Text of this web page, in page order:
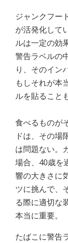
ジャンクフー
が活発化して
ルは一定の効
警告ラベルの
り、そのイン
もしそれが本
ルを貼ること
食べるものが
ドは、その場
は問題ない。
場合、40歳を
響の大きさに
ツに挑んで、
る際に適切な
本当に重要。
たばこに警告